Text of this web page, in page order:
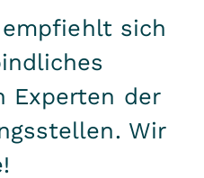
Sankt-Gallus-
Heimatschule
und Lehrplan
So
auch das
weitergehen.
sich
Experten der
Wir